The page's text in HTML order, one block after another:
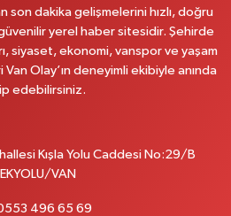
Tarifi Al
Hatuniye mahallesi terzioğlu, Eski
son dakika gelişmelerini hızlı, doğru
yerel haber sitesidir. Şehirde
siyaset, ekonomi, vanspor ve yaşam
Olay’ın deneyimli ekibiyle anında
edebilirsiniz.
Kışla Yolu Caddesi No:29/B
VAN
496 65 69